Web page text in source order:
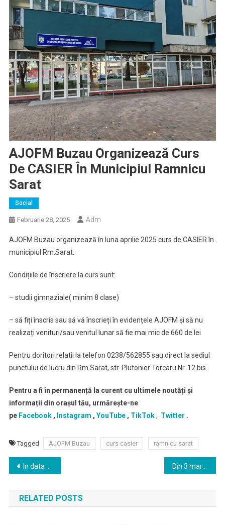
AJOFM Buzau Organizează Curs
De CASIER În Municipiul Ramnicu
Sarat
Social
Februarie 28, 2025 Adm
AJOFM Buzau organizează în luna aprilie 2025 curs de CASIER în
municipiul Rm.Sarat.
Condițiile de înscriere la curs sunt:
– studii gimnaziale( minim 8 clase)
– să fiți înscris sau să vă înscrieți în evidențele AJOFM și să nu
realizați venituri/sau venitul lunar să fie mai mic de 660 de lei
Pentru doritori relatii la telefon 0238/562855 sau direct la sediul
punctului de lucru din Rm.Sarat, str. Plutonier Torcaru Nr. 12 bis.
Pentru a fi în permanență la curent cu ultimele noutăți și
informații din orașul tău, urmărește-ne
pe Facebook, Instagram , YouTube, TikTok, Twitter .
Tagged AJOFM Buzau curs casier ramnicu sarat
Navigare
în
articole
In data de 25 martie 2025 va avea loc spectacolul Sunt un Orb cu Horatiu Malaele la Centrul Cultural „Florica Cristoforeanu” din Râmnicu Sărat
RELATED POSTS